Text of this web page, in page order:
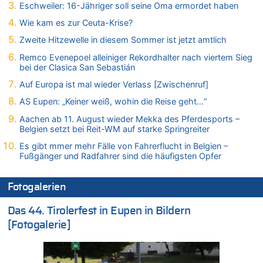
07.08.2026 - 14:35 von Vorfahrt zu
Tempolimit in 30er-Zonen – Untersuchung von Vias
07.08.2026 - 14:33 von Ostbelgien Direkt zu
Offiziell: Van Bommel wird Belgiens Nationaltrainer
07.08.2026 - 13:39 von alter weißer mann zu
Zurück an den Rhein: Hendrich wechselt zum 1. FC Köln
07.08.2026 - 13:39 von Ach zu
Belgien setzt bei Reit-WM auf starke Springreiter
Wasserstand des Rheins in NRW so niedrig wie noch nie
In Belgien missachten zwei von drei Autofahrern das
Tempolimit in 30er-Zonen – Untersuchung von Vias
07.08.2026 - 13:20 von JoKrings zu
In Belgien missachten zwei von drei Autofahrern das
Tempolimit in 30er-Zonen – Untersuchung von Vias
07.08.2026 - 13:04 von Kein Raser zu
In Belgien missachten zwei von drei Autofahrern das
Eschweiler: 16-Jähriger soll seine Oma ermordet haben
Wie kam es zur Ceuta-Krise?
Zweite Hitzewelle in diesem Sommer ist jetzt amtlich
Remco Evenepoel alleiniger Rekordhalter nach viertem Sieg
bei der Clasica San Sebastián
Auf Europa ist mal wieder Verlass [Zwischenruf]
AS Eupen: „Keiner weiß, wohin die Reise geht…“
Aachen ab 11. August wieder Mekka des Pferdesports –
Belgien setzt bei Reit-WM auf starke Springreiter
Es gibt mmer mehr Fälle von Fahrerflucht in Belgien –
Fußgänger und Radfahrer sind die häufigsten Opfer
Fotogalerien
Das 44. Tirolerfest in Eupen in Bildern
[Fotogalerie]